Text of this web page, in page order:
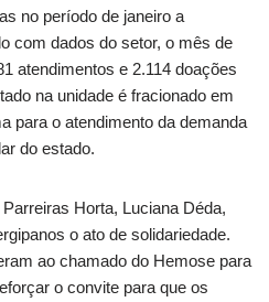
no período de janeiro a
com dados do setor, o mês de
atendimentos e 2.114 doações
na unidade é fracionado em
para o atendimento da demanda
do estado.
Horta, Luciana Déda,
o ato de solidariedade.
ao chamado do Hemose para
o convite para que os